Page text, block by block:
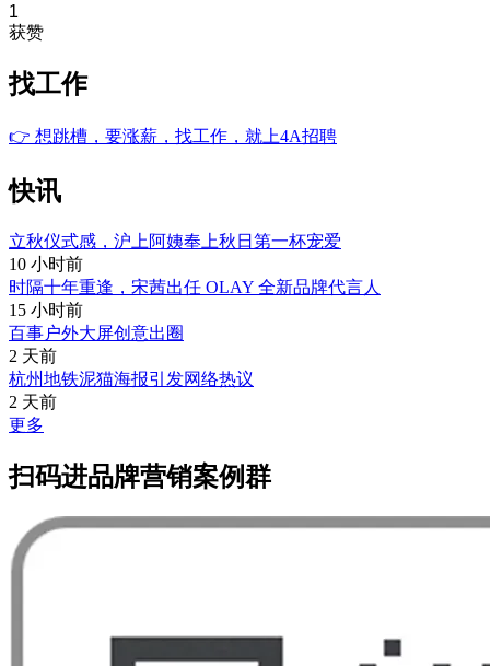
1
获赞
找工作
👉 想跳槽，要涨薪，找工作，就上4A招聘
快讯
立秋仪式感，沪上阿姨奉上秋日第一杯宠爱
10 小时前
时隔十年重逢，宋茜出任 OLAY 全新品牌代言人
15 小时前
百事户外大屏创意出圈
2 天前
杭州地铁泥猫海报引发网络热议
2 天前
更多
扫码进品牌营销案例群